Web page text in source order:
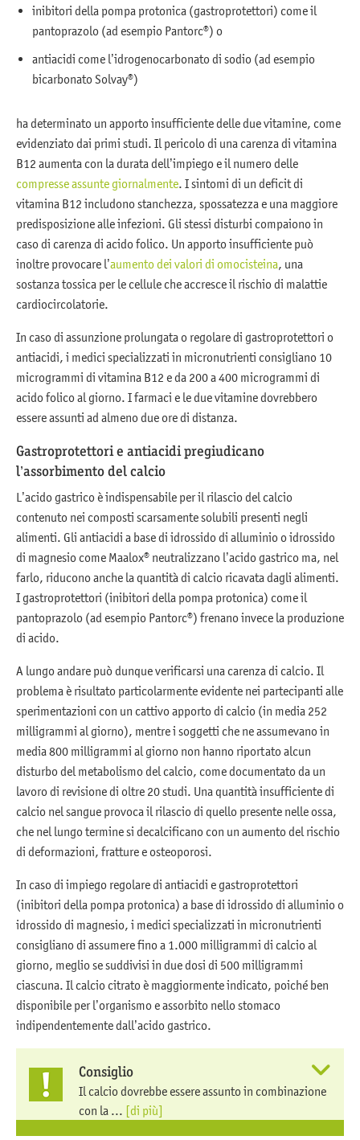
inibitori della pompa protonica (gastroprotettori) come il
pantoprazolo (ad esempio Pantorc®) o
antiacidi come l’idrogenocarbonato di sodio (ad esempio
bicarbonato Solvay®)
ha determinato un apporto insufficiente delle due vitamine, come
evidenziato dai primi studi. Il pericolo di una carenza di vitamina
B12 aumenta con la durata dell’impiego e il numero delle
compresse assunte giornalmente. I sintomi di un deficit di
vitamina B12 includono stanchezza, spossatezza e una maggiore
predisposizione alle infezioni. Gli stessi disturbi compaiono in
caso di carenza di acido folico. Un apporto insufficiente può
inoltre provocare l’aumento dei valori di omocisteina, una
sostanza tossica per le cellule che accresce il rischio di malattie
cardiocircolatorie.
In caso di assunzione prolungata o regolare di gastroprotettori o
antiacidi, i medici specializzati in micronutrienti consigliano 10
microgrammi di vitamina B12 e da 200 a 400 microgrammi di
acido folico al giorno. I farmaci e le due vitamine dovrebbero
essere assunti ad almeno due ore di distanza.
Gastroprotettori e antiacidi pregiudicano
l’assorbimento del calcio
L’acido gastrico è indispensabile per il rilascio del calcio
contenuto nei composti scarsamente solubili presenti negli
alimenti. Gli antiacidi a base di idrossido di alluminio o idrossido
di magnesio come Maalox® neutralizzano l’acido gastrico ma, nel
farlo, riducono anche la quantità di calcio ricavata dagli alimenti.
I gastroprotettori (inibitori della pompa protonica) come il
pantoprazolo (ad esempio Pantorc®) frenano invece la produzione
di acido.
A lungo andare può dunque verificarsi una carenza di calcio. Il
problema è risultato particolarmente evidente nei partecipanti alle
sperimentazioni con un cattivo apporto di calcio (in media 252
milligrammi al giorno), mentre i soggetti che ne assumevano in
media 800 milligrammi al giorno non hanno riportato alcun
disturbo del metabolismo del calcio, come documentato da un
lavoro di revisione di oltre 20 studi. Una quantità insufficiente di
calcio nel sangue provoca il rilascio di quello presente nelle ossa,
che nel lungo termine si decalcificano con un aumento del rischio
di deformazioni, fratture e osteoporosi.
In caso di impiego regolare di antiacidi e gastroprotettori
(inibitori della pompa protonica) a base di idrossido di alluminio o
idrossido di magnesio, i medici specializzati in micronutrienti
consigliano di assumere fino a 1.000 milligrammi di calcio al
giorno, meglio se suddivisi in due dosi di 500 milligrammi
ciascuna. Il calcio citrato è maggiormente indicato, poiché ben
disponibile per l’organismo e assorbito nello stomaco
indipendentemente dall’acido gastrico.
Consiglio
Il calcio dovrebbe essere assunto in combinazione
con la ... [di più]